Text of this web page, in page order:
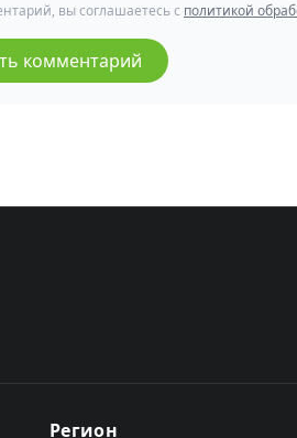
вы соглашаетесь с политикой
комментарий
Регион